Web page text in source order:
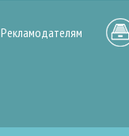
Рекламодателям